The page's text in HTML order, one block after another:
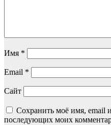
Имя *
Email *
Сайт
Сохранить моё имя, email
последующих моих